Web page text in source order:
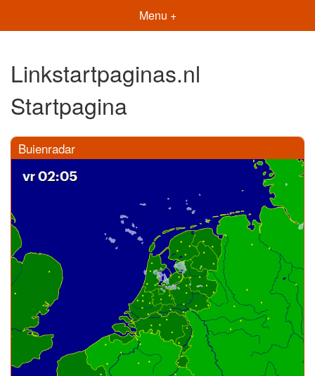
Menu +
Linkstartpaginas.nl
Startpagina
Buienradar